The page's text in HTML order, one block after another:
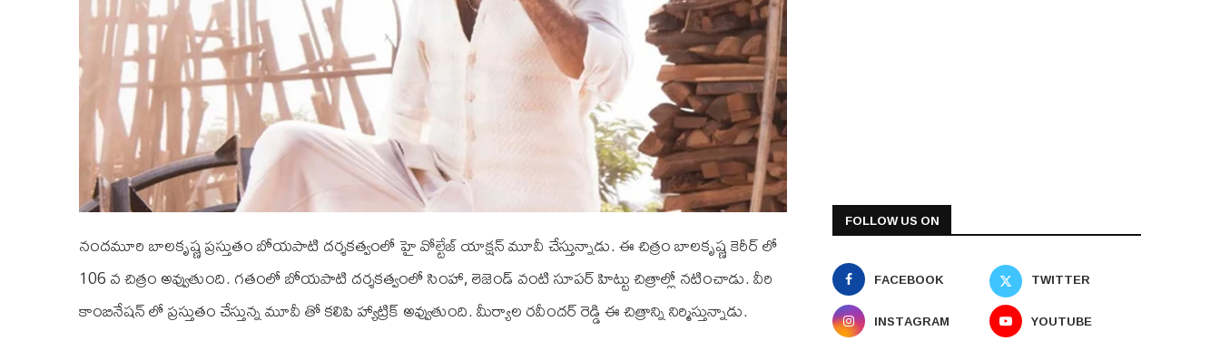
నందమూరి బాలకృష్ణ ప్రస్తుతం బోయపాటి దర్శకత్వంలో హై వోల్టేజ్ యాక్షన్ మూవీ చేస్తున్నాడు. ఈ చిత్రం బాలకృష్ణ కెరీర్ లో
106 వ చిత్రం అవ్వుతుంది. గతంలో బోయపాటి దర్శకత్వంలో సింహా, లెజెండ్ వంటి సూపర్ హిట్టు చిత్రాల్లో నటించాడు. వీరి
కాంబినేషన్ లో ప్రస్తుతం చేస్తున్న మూవీ తో కలిపి హ్యాట్రిక్ అవ్వుతుంది. మీర్యాల రవీందర్ రెడ్డి ఈ చిత్రాన్ని నిర్మిస్తున్నాడు.
FOLLOW US ON
FACEBOOK
TWITTER
INSTAGRAM
YOUTUBE